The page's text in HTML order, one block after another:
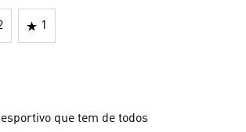
1
que tem de todos